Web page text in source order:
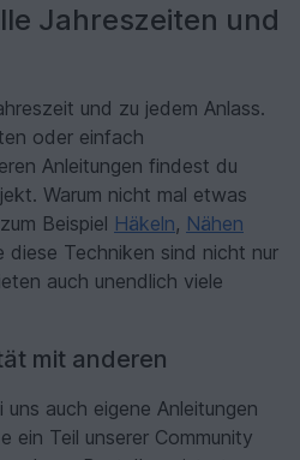
Jahreszeiten und
und zu jedem Anlass.
oder einfach
Anleitungen findest du
Warum nicht mal etwas
Beispiel Häkeln, Nähen
diese Techniken sind nicht nur
auch unendlich viele
mit anderen
auch eigene Anleitungen
ein Teil unserer Community